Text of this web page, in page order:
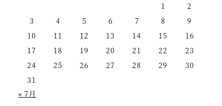
1
2
3
4 5 6 7 8
9
10
11 12 13 14 15
16
17
18 19 20 21 22
23
24
25 26 27 28 29
30
31
« 7月